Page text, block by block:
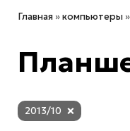
Главная »компьютеры »
2013/10